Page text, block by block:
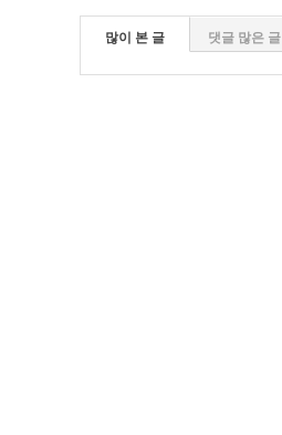
많이 본 글 댓글 많은 글